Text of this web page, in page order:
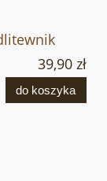
39,90 zł
do koszyka